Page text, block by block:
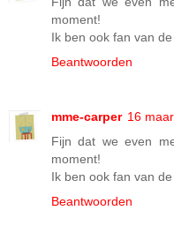
moment!
Ik ben ook fan van
Beantwoorden
mme-carper 16
Fijn dat we even
moment!
Ik ben ook fan van
Beantwoorden